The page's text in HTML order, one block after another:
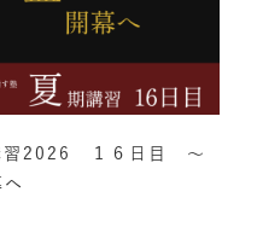
習2026 １６日目 ～